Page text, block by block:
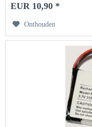
EUR 10,90 *
Onthouden